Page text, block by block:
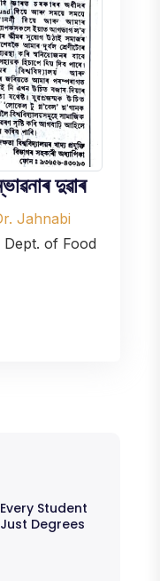
দুৱাৰ
Jahnabi
of Food
Student
Degrees